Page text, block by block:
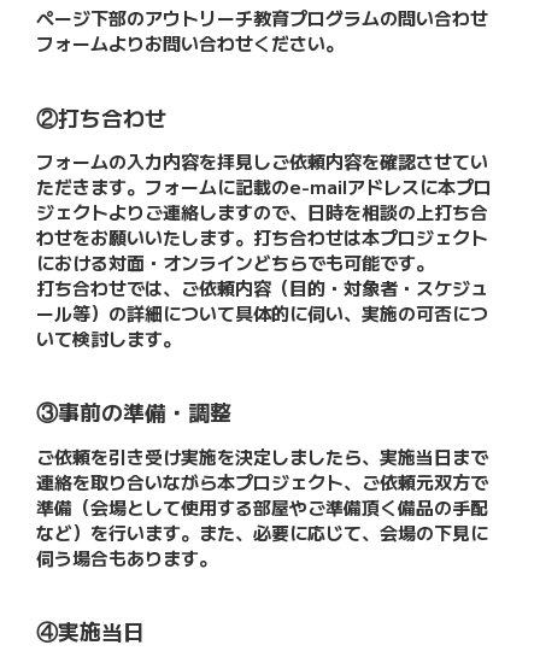
ページ下部のアウトリーチ教育プログラムの問い合わせ
フォームよりお問い合わせください。
②打ち合わせ
フォームの入力内容を拝見しご依頼内容を確認させてい
ただきます。フォームに記載のe-mailアドレスに本プロ
ジェクトよりご連絡しますので、日時を相談の上打ち合
わせをお願いいたします。打ち合わせは本プロジェクト
における対面・オンラインどちらでも可能です。
打ち合わせでは、ご依頼内容（目的・対象者・スケジュ
ール等）の詳細について具体的に伺い、実施の可否につ
いて検討します。
③事前の準備・調整
ご依頼を引き受け実施を決定しましたら、実施当日まで
連絡を取り合いながら本プロジェクト、ご依頼元双方で
準備（会場として使用する部屋やご準備頂く備品の手配
など）を行います。また、必要に応じて、会場の下見に
伺う場合もあります。
④実施当日